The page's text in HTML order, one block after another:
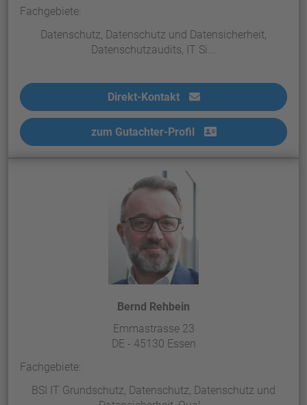
Fachgebiete:
Datenschutz, Datenschutz und Datensicherheit,
Datenschutzaudits, IT Si...
Direkt-Kontakt
zum Gutachter-Profil
Bernd Rehbein
Emmastrasse 23
DE - 45130 Essen
Fachgebiete:
BSI IT Grundschutz, Datenschutz, Datenschutz und